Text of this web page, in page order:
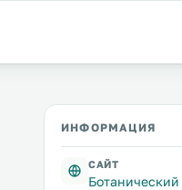
ИНФОРМАЦИЯ
САЙТ